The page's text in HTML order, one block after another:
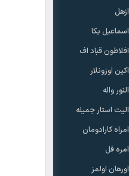
ازهل
اسماعیل یکا
افلاطون قباد اف
اکین اوزونلار
النور واله
الیت استار جمیله
امراه کارادومان
امره فل
اورهان اولمز